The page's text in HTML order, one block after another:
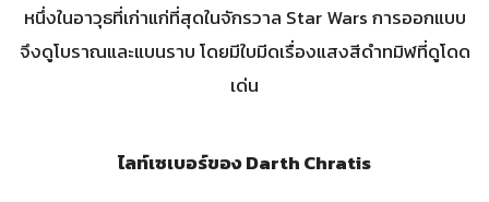
หนึ่งในอาวุธที่เก่าแก่ที่สุดในจักรวาล Star Wars การออกแบบ
จึงดูโบราณและแบนราบ โดยมีใบมีดเรื่องแสงสีดำทมิฬที่ดูโดด
เด่น
ไลท์เซเบอร์ของ Darth Chratis